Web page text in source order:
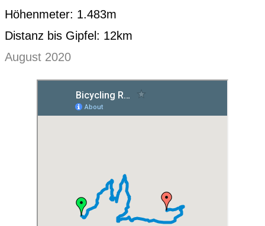
Höhenmeter: 1.483m
Distanz bis Gipfel: 12km
August 2020